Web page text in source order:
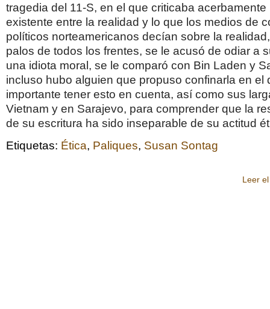
tragedia del 11-S, en el que criticaba
existente entre la realidad y lo que los medios de
políticos norteamericanos decían sobre la
palos de todos los frentes, se le acusó de odiar a
una idiota moral, se le comparó con Bin Laden y
incluso hubo alguien que propuso confinarla en el
importante tener esto en cuenta, así como sus
Vietnam y en Sarajevo, para comprender que la
de su escritura ha sido inseparable de su actitud
Etiquetas: Ética, Paliques, Susan Sontag
Leer